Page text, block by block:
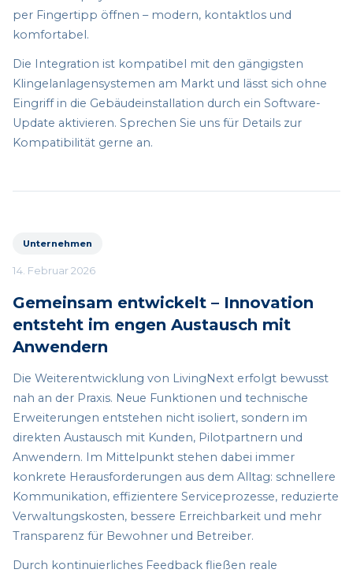
per Fingertipp öffnen – modern, kontaktlos und
komfortabel.
Die Integration ist kompatibel mit den gängigsten
Klingelanlagensystemen am Markt und lässt sich ohne
Eingriff in die Gebäudeinstallation durch ein Software-
Update aktivieren. Sprechen Sie uns für Details zur
Kompatibilität gerne an.
Unternehmen
14. Februar 2026
Gemeinsam entwickelt – Innovation
entsteht im engen Austausch mit
Anwendern
Die Weiterentwicklung von LivingNext erfolgt bewusst
nah an der Praxis. Neue Funktionen und technische
Erweiterungen entstehen nicht isoliert, sondern im
direkten Austausch mit Kunden, Pilotpartnern und
Anwendern. Im Mittelpunkt stehen dabei immer
konkrete Herausforderungen aus dem Alltag: schnellere
Kommunikation, effizientere Serviceprozesse, reduzierte
Verwaltungskosten, bessere Erreichbarkeit und mehr
Transparenz für Bewohner und Betreiber.
Durch kontinuierliches Feedback fließen reale